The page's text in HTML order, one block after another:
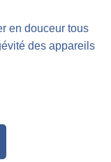
en douceur tous
des appareils